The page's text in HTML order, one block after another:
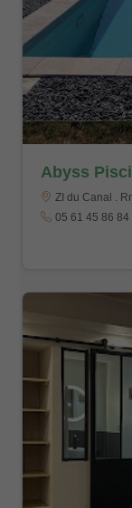
Abyss
ZI du Canal .
05 61 45 86 84